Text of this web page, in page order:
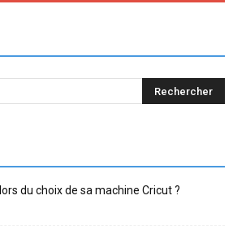
du choix de sa machine Cricut ?